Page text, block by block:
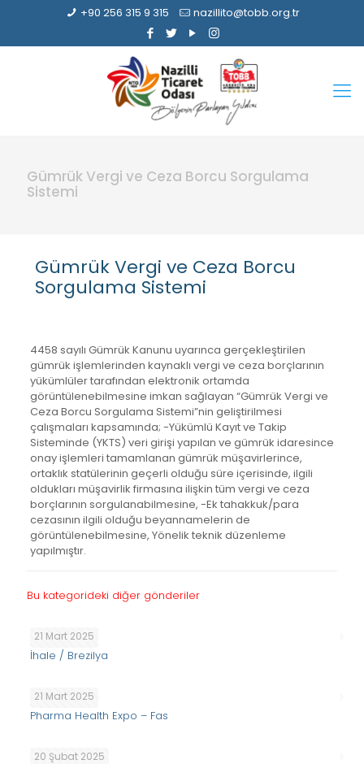
+90 256 315 9 315 nazillito@tobb.org.tr
Gümrük Vergi ve Ceza Borcu Sorgulama
Sistemi
Gümrük Vergi ve Ceza Borcu
Sorgulama Sistemi
4458 sayılı Gümrük Kanunu uyarınca gerçekleştirilen
gümrük işlemlerinden kaynaklı vergi ve ceza borçlarının
yükümlüler tarafından elektronik ortamda
görüntülenebilmesine imkan sağlayan “Gümrük Vergi ve
Ceza Borcu Sorgulama Sistemi”nin geliştirilmesi
çalışmaları kapsamında; -Yükümlü Kayıt ve Takip
Sisteminde (YKTS) veri girişi yapılan ve gümrük idaresince
onay işlemleri tamamlanan gümrük müşavirlerince,
ortaklık statülerinin geçerli olduğu süre içerisinde, ilgili
oldukları müşavirlik firmasına ilişkin tüm vergi ve ceza
borçlarının sorgulanabilmesine, -Ek tahakkuk/para
cezasının ilgili olduğu beyannamelerin de
görüntülenebilmesine, Yönelik teknik düzenleme
yapılmıştır.
Bu kategorideki diğer gönderiler
21 Mart 2025
İhale / Brezilya
21 Mart 2025
Pharma Health Expo – Fas
20 Şubat 2025